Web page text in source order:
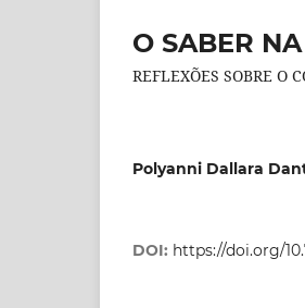
O SABER
REFLEXÕES SOBRE O
Polyanni Dallara
DOI: https://doi.org/